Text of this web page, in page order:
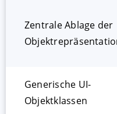
Zentrale Ablage der
Generische UI-
Objektklassen